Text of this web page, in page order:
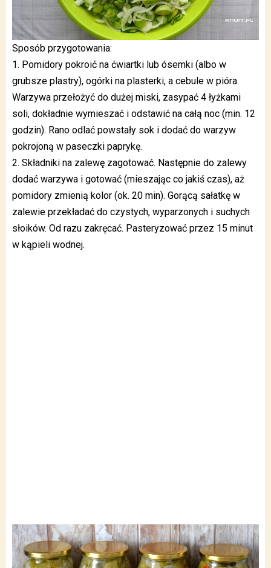
Sposób przygotowania:
1. Pomidory pokroić na ćwiartki lub ósemki (albo w
grubsze plastry), ogórki na plasterki, a cebule w pióra.
Warzywa przełożyć do dużej miski, zasypać 4 łyżkami
soli, dokładnie wymieszać i odstawić na całą noc (min. 12
godzin). Rano odlać powstały sok i dodać do warzyw
pokrojoną w paseczki paprykę.
2. Składniki na zalewę zagotować. Następnie do zalewy
dodać warzywa i gotować (mieszając co jakiś czas), aż
pomidory zmienią kolor (ok. 20 min). Gorącą sałatkę w
zalewie przekładać do czystych, wyparzonych i suchych
słoików. Od razu zakręcać. Pasteryzować przez 15 minut
w kąpieli wodnej.